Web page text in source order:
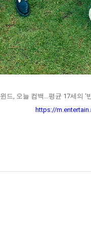
드, 오늘 컴백…평균 17세의 ‘
https://